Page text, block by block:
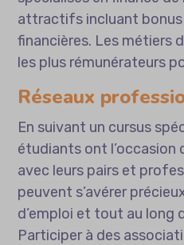
attractifs incluant
financières. Les métiers
les plus rémunérateurs
Réseaux
En suivant un cursus
étudiants ont l’occasion
avec leurs pairs et
peuvent s’avérer
d’emploi et tout au long
Participer à des